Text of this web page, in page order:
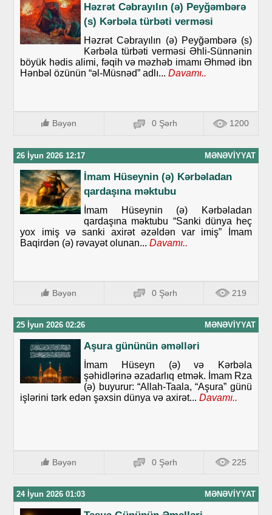
Həzrət Cəbrayılın (ə) Peyğəmbərə
(s) Kərbəla türbəti verməsi
Həzrət Cəbrayılın (ə) Peyğəmbərə (s)
Kərbəla türbəti verməsi Əhli-Sünnənin
böyük hədis alimi, fəqih və məzhəb imamı Əhməd ibn
Hənbəl özünün “əl-Müsnəd” adlı... Davamı..
Bəyən 0 Şərh 1200
26 İyun 2026 12:17 MƏNƏVIYYAT
İmam Hüseynin (ə) Kərbəladan
qardaşına məktubu
İmam Hüseynin (ə) Kərbəladan
qardaşına məktubu “Sanki dünya heç
yox imiş və sanki axirət əzəldən var imiş” İmam
Baqirdən (ə) rəvayət olunan... Davamı..
Bəyən 0 Şərh 219
25 İyun 2026 02:26 MƏNƏVIYYAT
Aşura gününün əməlləri
İmam Hüseyn (ə) və Kərbəla
şəhidlərinə əzadarlıq etmək. İmam Rza
(ə) buyurur: “Allah-Taala, “Aşura” günü
işlərini tərk edən şəxsin dünya və axirət... Davamı..
Bəyən 0 Şərh 225
24 İyun 2026 01:03 MƏNƏVIYYAT